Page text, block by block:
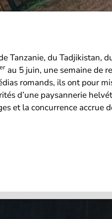
Tanzanie, du Tadjikistan,
erau 5 juin, une semaine de
romands, ils ont pour
d’une paysannerie
et la concurrence accrue